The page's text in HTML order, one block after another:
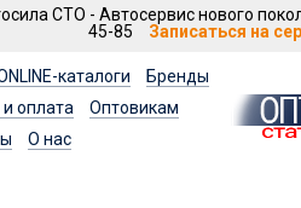
СТО - Автосервис нового
45-85
Записаться на
каталоги
Бренды
оплата
Оптовикам
О нас